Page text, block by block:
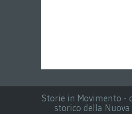
Storie in Movimento -
storico della